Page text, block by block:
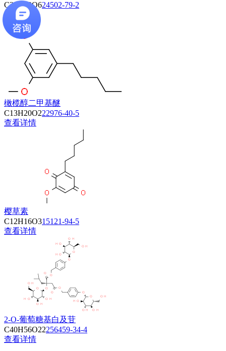
C21H22O624502-79-2
查看详情
橄榄醇二甲基醚
C13H20O222976-40-5
查看详情
樱草素
C12H16O315121-94-5
查看详情
2-O-葡萄糖基白及苷
C40H56O22256459-34-4
查看详情